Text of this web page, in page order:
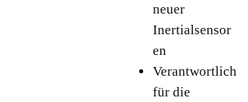
neuer
Inertialsensor
en
Verantwortlich
für die